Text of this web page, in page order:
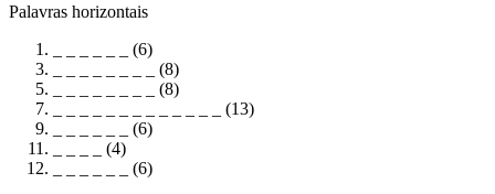
Palavras horizontais
_ _ _ _ _ _ (6)
_ _ _ _ _ _ _ _ (8)
_ _ _ _ _ _ _ _ (8)
_ _ _ _ _ _ _ _ _ _ _ _ _ (13)
_ _ _ _ _ _ (6)
_ _ _ _ (4)
_ _ _ _ _ _ (6)